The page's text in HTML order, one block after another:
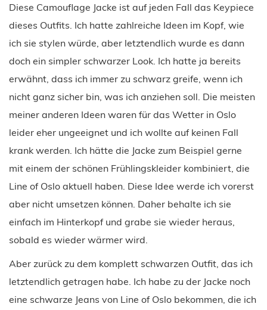
Diese Camouflage Jacke ist auf jeden Fall das Keypiece
dieses Outfits. Ich hatte zahlreiche Ideen im Kopf, wie
ich sie stylen würde, aber letztendlich wurde es dann
doch ein simpler schwarzer Look. Ich hatte ja bereits
erwähnt, dass ich immer zu schwarz greife, wenn ich
nicht ganz sicher bin, was ich anziehen soll. Die meisten
meiner anderen Ideen waren für das Wetter in Oslo
leider eher ungeeignet und ich wollte auf keinen Fall
krank werden. Ich hätte die Jacke zum Beispiel gerne
mit einem der schönen Frühlingskleider kombiniert, die
Line of Oslo aktuell haben. Diese Idee werde ich vorerst
aber nicht umsetzen können. Daher behalte ich sie
einfach im Hinterkopf und grabe sie wieder heraus,
sobald es wieder wärmer wird.
Aber zurück zu dem komplett schwarzen Outfit, das ich
letztendlich getragen habe. Ich habe zu der Jacke noch
eine schwarze Jeans von Line of Oslo bekommen, die ich